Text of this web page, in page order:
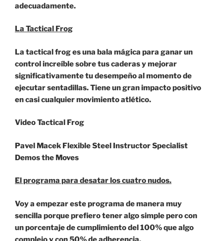
adecuadamente.
La Tactical Frog
La tactical frog es una bala mágica para ganar un
control increíble sobre tus caderas y mejorar
significativamente tu desempeño al momento de
ejecutar sentadillas. Tiene un gran impacto positivo
en casi cualquier movimiento atlético.
Video Tactical Frog
Pavel Macek Flexible Steel Instructor Specialist
Demos the Moves
El programa para desatar los cuatro nudos.
Voy a empezar este programa de manera muy
sencilla porque prefiero tener algo simple pero con
un porcentaje de cumplimiento del 100% que algo